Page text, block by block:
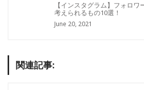
【インスタグラム】フォロワ
考えられるもの10選！
June 20, 2021
関連記事: